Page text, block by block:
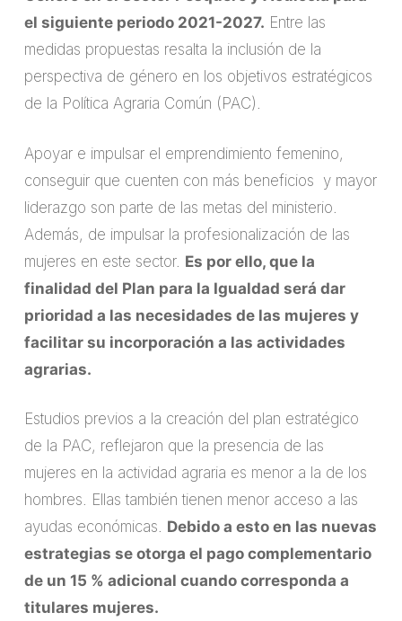
el siguiente periodo 2021-2027. Entre las
medidas propuestas resalta la inclusión de la
perspectiva de género en los objetivos estratégicos
de la Política Agraria Común (PAC).
Apoyar e impulsar el emprendimiento femenino,
conseguir que cuenten con más beneficios y mayor
liderazgo son parte de las metas del ministerio.
Además, de impulsar la profesionalización de las
mujeres en este sector. Es por ello, que la
finalidad del Plan para la Igualdad será dar
prioridad a las necesidades de las mujeres y
facilitar su incorporación a las actividades
agrarias.
Estudios previos a la creación del plan estratégico
de la PAC, reflejaron que la presencia de las
mujeres en la actividad agraria es menor a la de los
hombres. Ellas también tienen menor acceso a las
ayudas económicas. Debido a esto en las nuevas
estrategias se otorga el pago complementario
de un 15 % adicional cuando corresponda a
titulares mujeres.